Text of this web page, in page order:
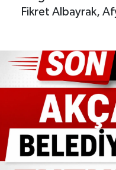
Fikret Albayrak,